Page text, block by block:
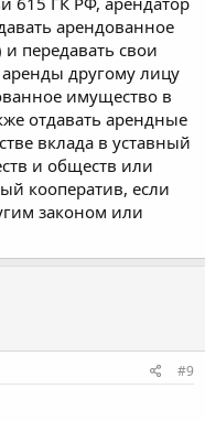
арендованное
передавать свои
другому лицу
имущество в
отдавать арендные
вклада в уставный
и обществ или
кооператив, если
законом или
#9